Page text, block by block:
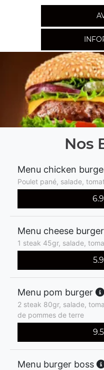
Nos
Menu chicken
Poulet pané, salade,
Menu cheese burger
1 steak 45gr, salade,
Menu pom burger
2 steak 80gr, salade,
de pommes de terre
Menu burger boss